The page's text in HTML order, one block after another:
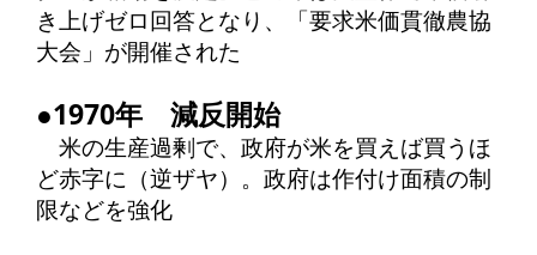
き上げゼロ回答となり、「要求米価貫徹農協
大会」が開催された
●1970年 減反開始
米の生産過剰で、政府が米を買えば買うほ
ど赤字に（逆ザヤ）。政府は作付け面積の制
限などを強化